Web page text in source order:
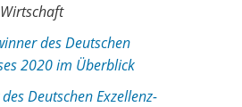
des Deutschen
2020 im Überblick
Deutschen Exzellenz-